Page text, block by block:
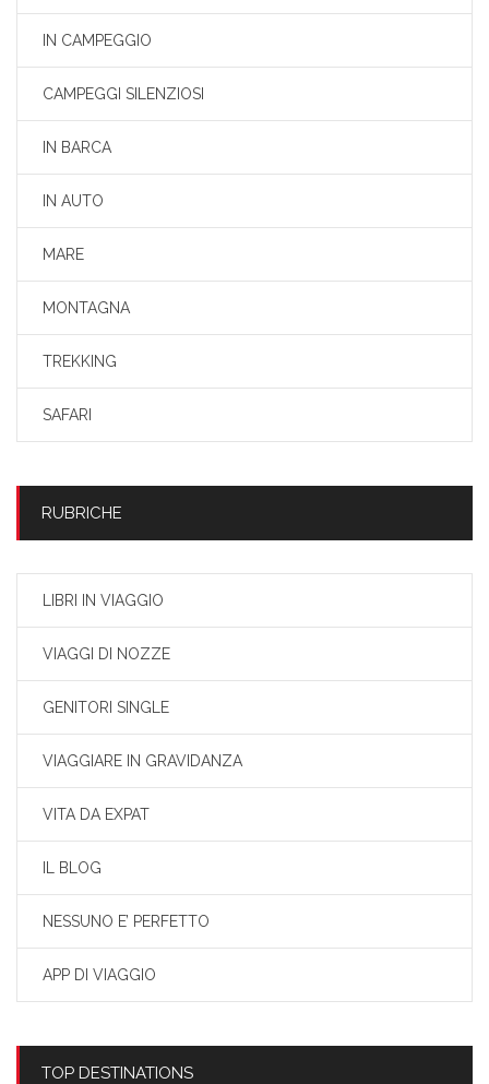
IN CAMPEGGIO
CAMPEGGI SILENZIOSI
IN BARCA
IN AUTO
MARE
MONTAGNA
TREKKING
SAFARI
RUBRICHE
LIBRI IN VIAGGIO
VIAGGI DI NOZZE
GENITORI SINGLE
VIAGGIARE IN GRAVIDANZA
VITA DA EXPAT
IL BLOG
NESSUNO E’ PERFETTO
APP DI VIAGGIO
TOP DESTINATIONS